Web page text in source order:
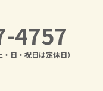
4757
日・祝日は定休日）